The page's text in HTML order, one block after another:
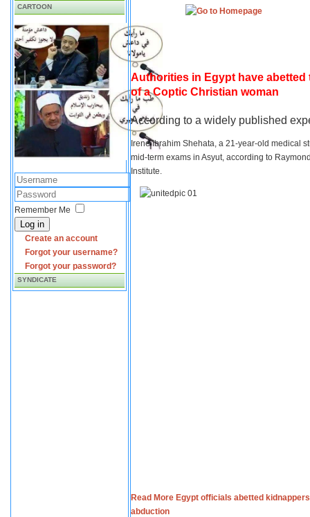
CARTOON
Remember Me
Log in
Create an account
Forgot your username?
Forgot your password?
SYNDICATE
Authorities in Egypt have
of a Coptic Christian woman
According to a widely published
Irene Ibrahim Shehata, a 21-year-old medical
mid-term exams in Asyut, according to
Institute.
Read More Egypt officials abetted
abduction